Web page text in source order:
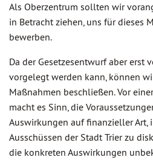
Als Oberzentrum sollten wir
in Betracht ziehen, uns für dieses
bewerben.
Da der Gesetzesentwurf aber erst
vorgelegt werden kann, können
Maßnahmen beschließen. Vor
macht es Sinn, die
Auswirkungen auf finanzieller Art,
Ausschüssen der Stadt Trier zu
die konkreten Auswirkungen